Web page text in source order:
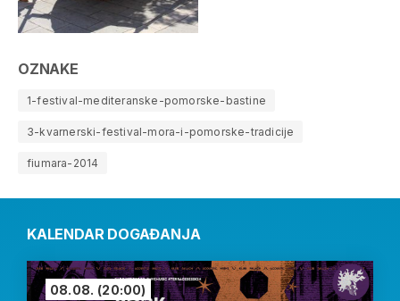
OZNAKE
1-festival-mediteranske-pomorske-bastine
3-kvarnerski-festival-mora-i-pomorske-tradicije
fiumara-2014
KALENDAR DOGAĐANJA
08.08. (20:00)